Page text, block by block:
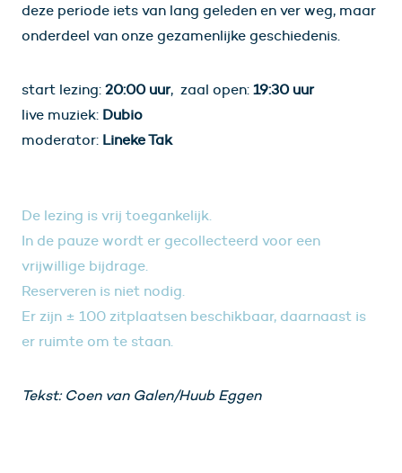
deze periode iets van lang geleden en ver weg, maar
onderdeel van onze gezamenlijke geschiedenis.
start lezing: 20:00 uur, zaal open: 19:30 uur
live muziek: Dubio
moderator: Lineke Tak
De lezing is vrij toegankelijk.
In de pauze wordt er gecollecteerd voor een
vrijwillige bijdrage.
Reserveren is niet nodig.
Er zijn ± 100 zitplaatsen beschikbaar, daarnaast is
er ruimte om te staan.
Tekst: Coen van Galen/Huub Eggen